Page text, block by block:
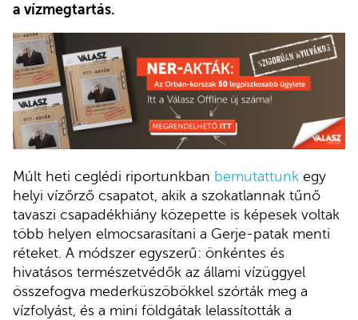
a vízmegtartás.
Múlt heti ceglédi riportunkban bemutattunk egy
helyi vízőrző csapatot, akik a szokatlannak tűnő
tavaszi csapadékhiány közepette is képesek voltak
több helyen elmocsarasítani a Gerje-patak menti
réteket. A módszer egyszerű: önkéntes és
hivatásos természetvédők az állami vízüggyel
összefogva mederküszöbökkel szórták meg a
vízfolyást, és a mini földgátak lelassították a